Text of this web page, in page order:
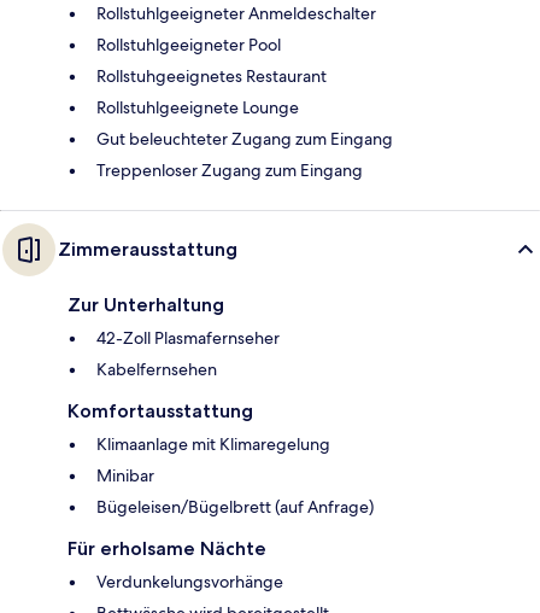
Rollstuhlgeeigneter Anmeldeschalter
Rollstuhlgeeigneter Pool
Rollstuhgeeignetes Restaurant
Rollstuhlgeeignete Lounge
Gut beleuchteter Zugang zum Eingang
Treppenloser Zugang zum Eingang
Zimmerausstattung
Zur Unterhaltung
42-Zoll Plasmafernseher
Kabelfernsehen
Komfortausstattung
Klimaanlage mit Klimaregelung
Minibar
Bügeleisen/Bügelbrett (auf Anfrage)
Für erholsame Nächte
Verdunkelungsvorhänge